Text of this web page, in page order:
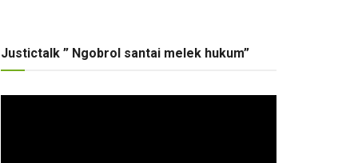
Justictalk ” Ngobrol santai melek hukum”